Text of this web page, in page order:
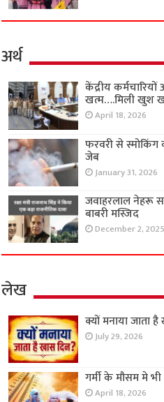
अर्थ
केंद्रीय
खत्म….मिली खुश
April 18, 2026
फरवरी से
जेब
January 31, 2026
जवाहरलाल नेहरू
बाबरी मस्जिद
December 2, 2025
लेख
क्यों मनाया जाता
July 29, 2026
गर्मी के मौसम मे
April 18, 2026